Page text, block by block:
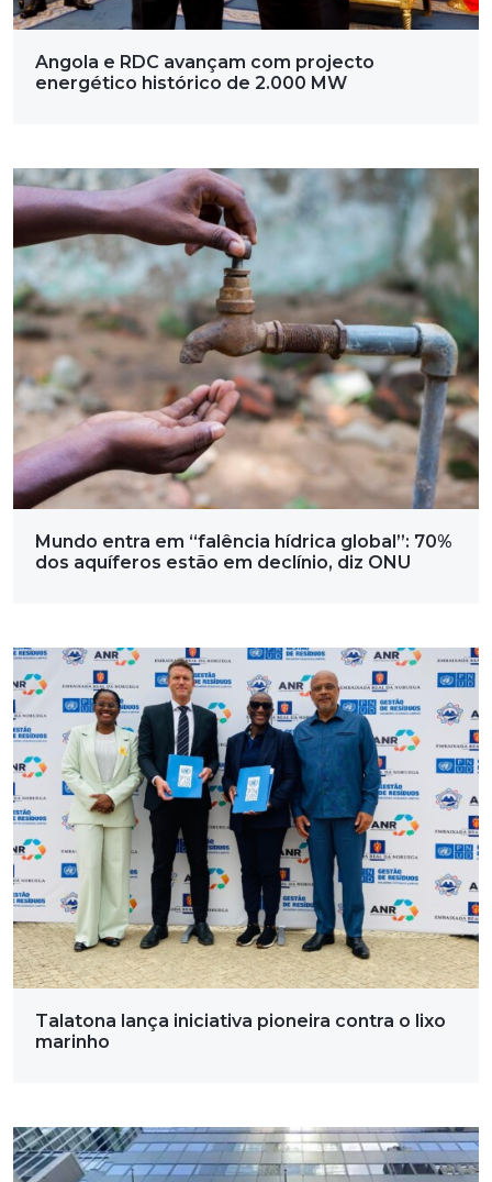
Angola e RDC avançam com projecto
energético histórico de 2.000 MW
Mundo entra em “falência hídrica global”: 70%
dos aquíferos estão em declínio, diz ONU
Talatona lança iniciativa pioneira contra o lixo
marinho